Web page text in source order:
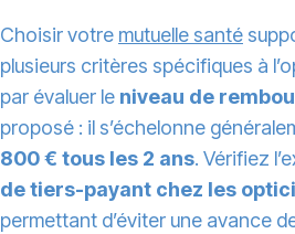
Choisir votre mutuelle santé
plusieurs critères spécifiques à
par évaluer le niveau de
proposé : il s’échelonne
800 € tous les 2 ans. Vérifiez
de tiers-payant chez les
permettant d’éviter une avance